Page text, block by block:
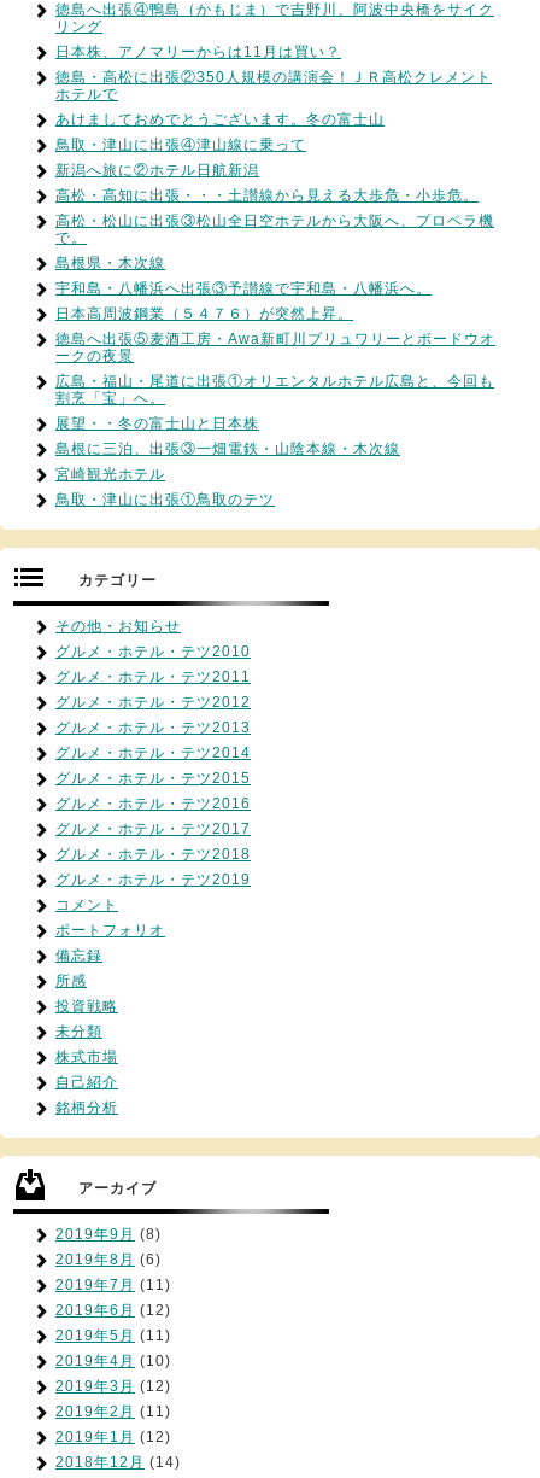
徳島へ出張④鴨島（かもじま）で吉野川、阿波中央橋をサイク
リング
日本株、アノマリーからは11月は買い？
徳島・高松に出張②350人規模の講演会！ＪＲ高松クレメント
ホテルで
あけましておめでとうございます。冬の富士山
鳥取・津山に出張④津山線に乗って
新潟へ旅に②ホテル日航新潟
高松・高知に出張・・・土讃線から見える大歩危・小歩危。
高松・松山に出張③松山全日空ホテルから大阪へ、プロペラ機
で。
島根県・木次線
宇和島・八幡浜へ出張③予讃線で宇和島・八幡浜へ。
日本高周波鋼業（５４７６）が突然上昇。
徳島へ出張⑤麦酒工房・Awa新町川ブリュワリーとボードウオ
ークの夜景
広島・福山・尾道に出張①オリエンタルホテル広島と、今回も
割烹「宝」へ。
展望・・冬の富士山と日本株
島根に三泊、出張③一畑電鉄・山陰本線・木次線
宮崎観光ホテル
鳥取・津山に出張①鳥取のテツ
カテゴリー
その他・お知らせ
グルメ・ホテル・テツ2010
グルメ・ホテル・テツ2011
グルメ・ホテル・テツ2012
グルメ・ホテル・テツ2013
グルメ・ホテル・テツ2014
グルメ・ホテル・テツ2015
グルメ・ホテル・テツ2016
グルメ・ホテル・テツ2017
グルメ・ホテル・テツ2018
グルメ・ホテル・テツ2019
コメント
ポートフォリオ
備忘録
所感
投資戦略
未分類
株式市場
自己紹介
銘柄分析
アーカイブ
2019年9月 (8)
2019年8月 (6)
2019年7月 (11)
2019年6月 (12)
2019年5月 (11)
2019年4月 (10)
2019年3月 (12)
2019年2月 (11)
2019年1月 (12)
2018年12月 (14)